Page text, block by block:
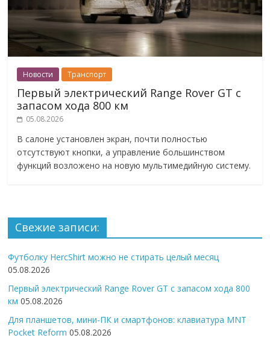
Новости Транспорт
Первый электрический Range Rover GT с
запасом хода 800 км
05.08.2026
В салоне установлен экран, почти полностью
отсутствуют кнопки, а управление большинством
функций возложено на новую мультимедийную систему.
Свежие записи:
Футболку HercShirt можно не стирать целый месяц
05.08.2026
Первый электрический Range Rover GT с запасом хода 800
км 05.08.2026
Для планшетов, мини-ПК и смартфонов: клавиатура MNT
Pocket Reform 05.08.2026